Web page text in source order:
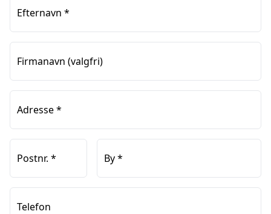
Efternavn *
Firmanavn (valgfri)
Adresse*
Postnr. * By*
Telefon